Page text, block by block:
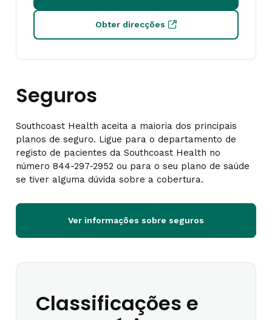
Obter direcções
Seguros
Southcoast Health aceita a maioria dos principais
planos de seguro. Ligue para o departamento de
registo de pacientes da Southcoast Health no
número 844-297-2952 ou para o seu plano de saúde
se tiver alguma dúvida sobre a cobertura.
Ver informações sobre seguros
Classificações e